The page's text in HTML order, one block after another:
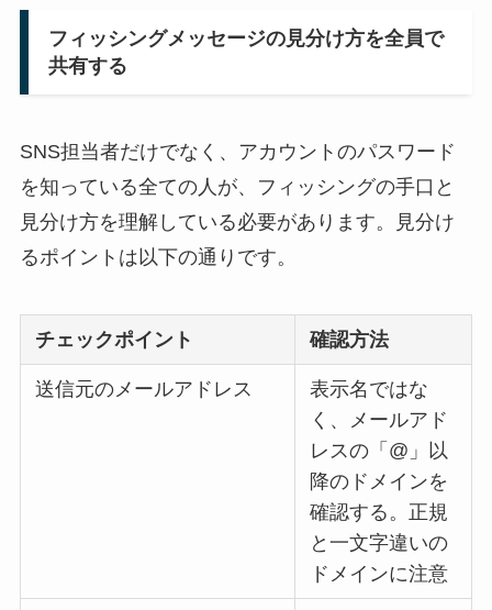
フィッシングメッセージの見分け方を全員で
共有する
SNS担当者だけでなく、アカウントのパスワード
を知っている全ての人が、フィッシングの手口と
見分け方を理解している必要があります。見分け
るポイントは以下の通りです。
チェックポイント 確認方法
送信元のメールアドレス
表示名ではな
く、メールアド
レスの「@」以
降のドメインを
確認する。正規
と一文字違いの
ドメインに注意